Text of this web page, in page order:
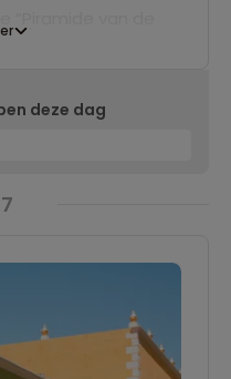
charmante stad
Golf van Mexico.
oceaan.
deze dag